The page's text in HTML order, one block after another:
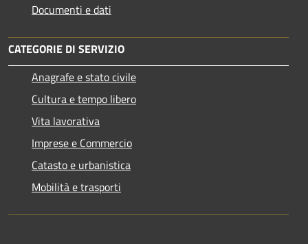
Documenti e dati
CATEGORIE DI SERVIZIO
Anagrafe e stato civile
Cultura e tempo libero
Vita lavorativa
Imprese e Commercio
Catasto e urbanistica
Mobilità e trasporti